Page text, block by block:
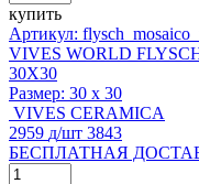
купить
Артикул:
VIVES WORLD
30X30
Размер: 30 x 30
VIVES CERAMICA
2959 д/шт 3843
БЕСПЛАТНАЯ